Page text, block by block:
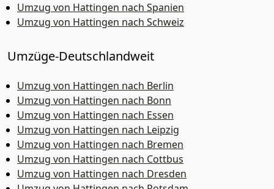
Umzug von Hattingen nach Spanien
Umzug von Hattingen nach Schweiz
Umzüge-Deutschlandweit
Umzug von Hattingen nach Berlin
Umzug von Hattingen nach Bonn
Umzug von Hattingen nach Essen
Umzug von Hattingen nach Leipzig
Umzug von Hattingen nach Bremen
Umzug von Hattingen nach Cottbus
Umzug von Hattingen nach Dresden